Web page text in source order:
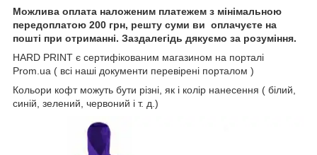
Можлива оплата наложеним платежем з мінімальною
передоплатою 200 грн, решту суми ви оплачуєте на
пошті при отриманні. Заздалегідь дякуємо за розуміння.
HARD PRINT є сертифікованим магазином на порталі
Prom.ua ( всі наші документи перевірені порталом )
Кольори кофт можуть бути різні, як і колір нанесення ( білий,
синій, зелений, червоний і т. д.)